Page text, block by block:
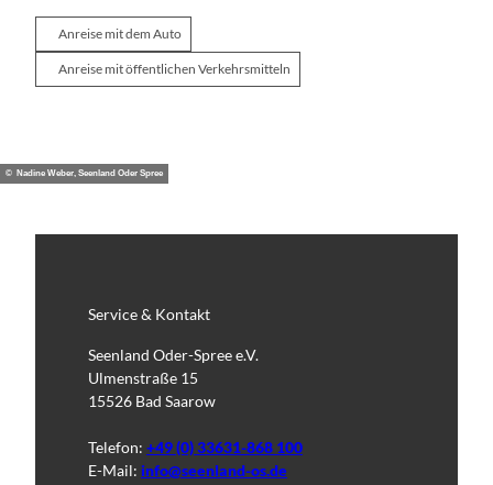
Anreise mit dem Auto
Anreise mit öffentlichen Verkehrsmitteln
© Nadine Weber, Seenland Oder Spree
Service & Kontakt
Seenland Oder-Spree e.V.
Ulmenstraße 15
15526 Bad Saarow
Telefon: +49 (0) 33631-868 100
E-Mail: info@seenland-os.de